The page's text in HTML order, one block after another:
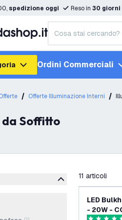
spedizione oggi Reso in 30 giorni
Ordini Commerciali
Offerte Illuminazione Interni
da Soffitto
11 articoli
LED
- 20W -
filtra